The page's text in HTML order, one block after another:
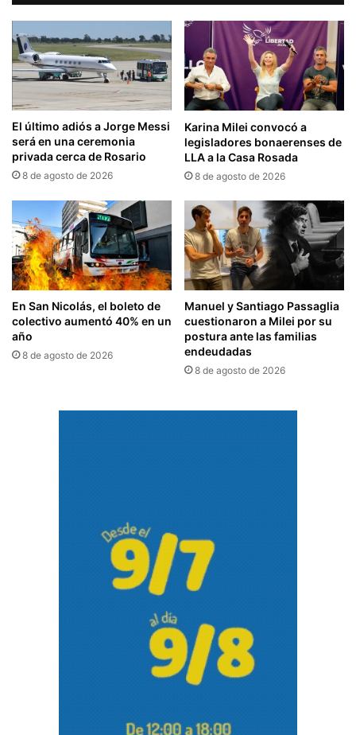
El último adiós a Jorge Messi
será en una ceremonia
privada cerca de Rosario
8 de agosto de 2026
Karina Milei convocó a
legisladores bonaerenses de
LLA a la Casa Rosada
8 de agosto de 2026
En San Nicolás, el boleto de
colectivo aumentó 40% en un
año
8 de agosto de 2026
Manuel y Santiago Passaglia
cuestionaron a Milei por su
postura ante las familias
endeudadas
8 de agosto de 2026